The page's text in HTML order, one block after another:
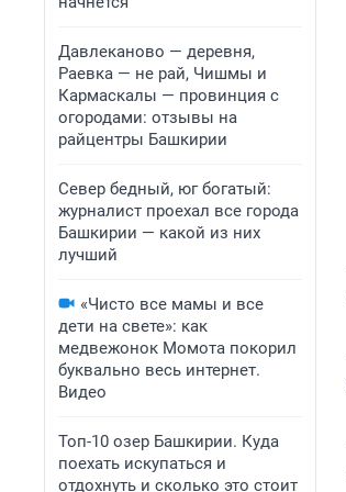
Давлеканово — деревня,
Раевка — не рай, Чишмы и
Кармаскалы — провинция с
огородами: отзывы на
райцентры Башкирии
Север бедный, юг богатый:
журналист проехал все города
Башкирии — какой из них
лучший
«Чисто все мамы и все
дети на свете»: как
медвежонок Момота покорил
буквально весь интернет.
Видео
Топ-10 озер Башкирии. Куда
поехать искупаться и
отдохнуть и сколько это стоит